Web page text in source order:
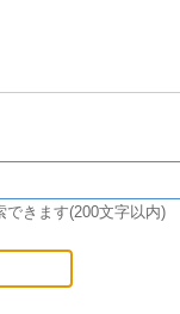
できます(200文字以内)